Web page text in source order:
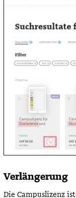
Verlängerung
Die Campuslizenz